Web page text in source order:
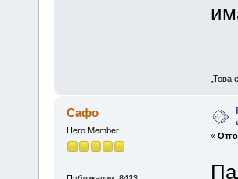
„Това
Сафо
Hero Member
«